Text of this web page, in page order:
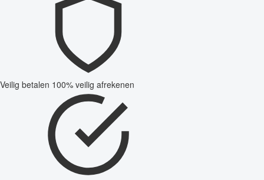
Veilig betalen 100% veilig afrekenen